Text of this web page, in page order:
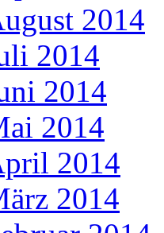
2014
2014
2014
2014
2014
2014